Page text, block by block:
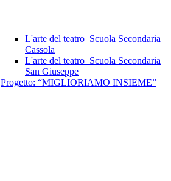
L'arte del teatro_Scuola Secondaria
Cassola
L'arte del teatro_Scuola Secondaria
San Giuseppe
Progetto: “MIGLIORIAMO INSIEME”